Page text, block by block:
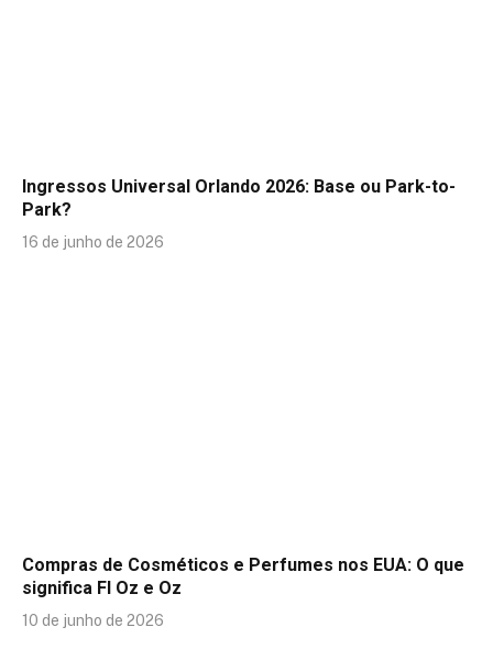
Ingressos Universal Orlando 2026: Base ou Park-to-
Park?
16 de junho de 2026
Compras de Cosméticos e Perfumes nos EUA: O que
significa Fl Oz e Oz
10 de junho de 2026